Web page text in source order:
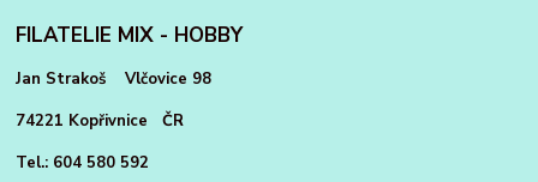
FILATELIE MIX - HOBBY
Jan Strakoš Vlčovice 98
74221 Kopřivnice ČR
Tel.: 604 580 592